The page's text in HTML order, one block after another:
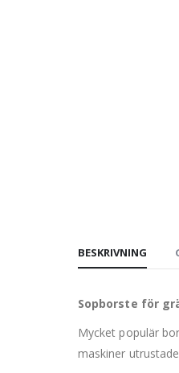
BESKRIVNING
Sopborste för
Mycket populär
maskiner